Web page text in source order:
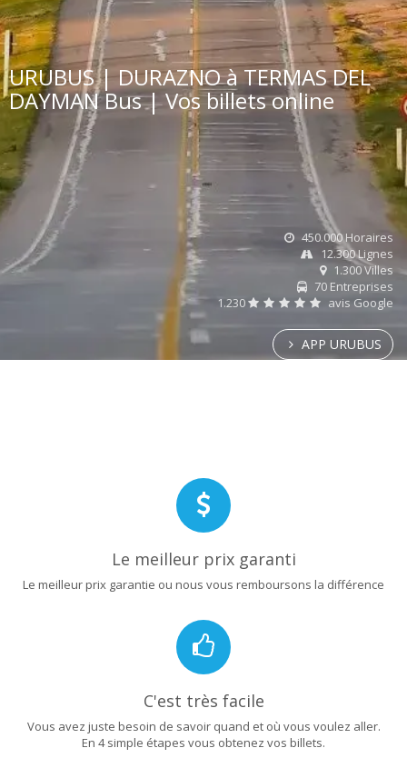
URUBUS | DURAZNO à TERMAS DEL
DAYMAN Bus | Vos billets online
450.000 Horaires
12.300 Lignes
1.300 Villes
70 Entreprises
1.230
avis Google
APP URUBUS
Le meilleur prix garanti
Le meilleur prix garantie ou nous vous remboursons la différence
C'est très facile
Vous avez juste besoin de savoir quand et où vous voulez aller.
En 4 simple étapes vous obtenez vos billets.